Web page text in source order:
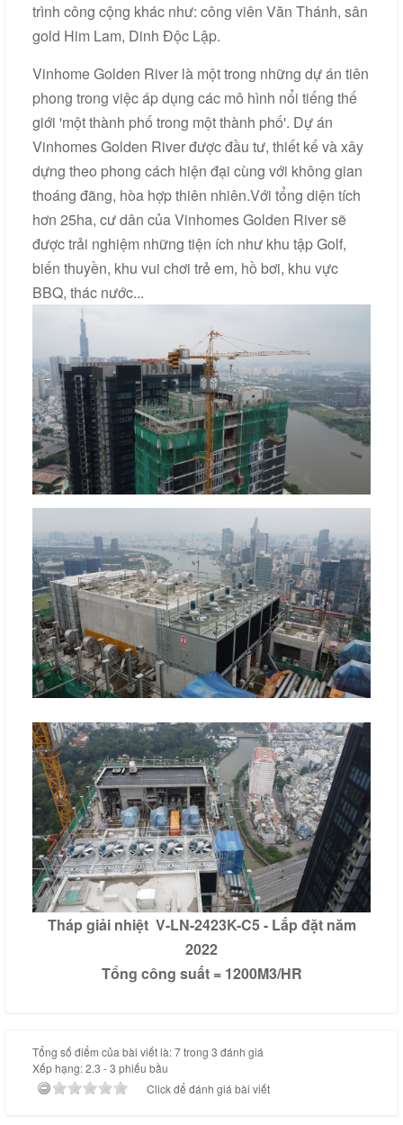
trình công cộng khác như: công viên Văn Thánh, sân
gold Him Lam, Dinh Độc Lập.
Vinhome Golden River là một trong những dự án tiên
phong trong việc áp dụng các mô hình nổi tiếng thế
giới 'một thành phố trong một thành phố'. Dự án
Vinhomes Golden River được đầu tư, thiết kế và xây
dựng theo phong cách hiện đại cùng với không gian
thoáng đãng, hòa hợp thiên nhiên.Với tổng diện tích
hơn 25ha, cư dân của Vinhomes Golden River sẽ
được trải nghiệm những tiện ích như khu tập Golf,
biến thuyền, khu vui chơi trẻ em, hồ bơi, khu vực
BBQ, thác nước...
Tháp giải nhiệt V-LN-2423K-C5- Lắp đặt năm
2022
Tổng công suất = 1200M3/HR
Tổng số điểm của bài viết là: 7 trong 3 đánh giá
Xếp hạng:2.3 -3 phiếu bầu
Click để đánh giá bài viết